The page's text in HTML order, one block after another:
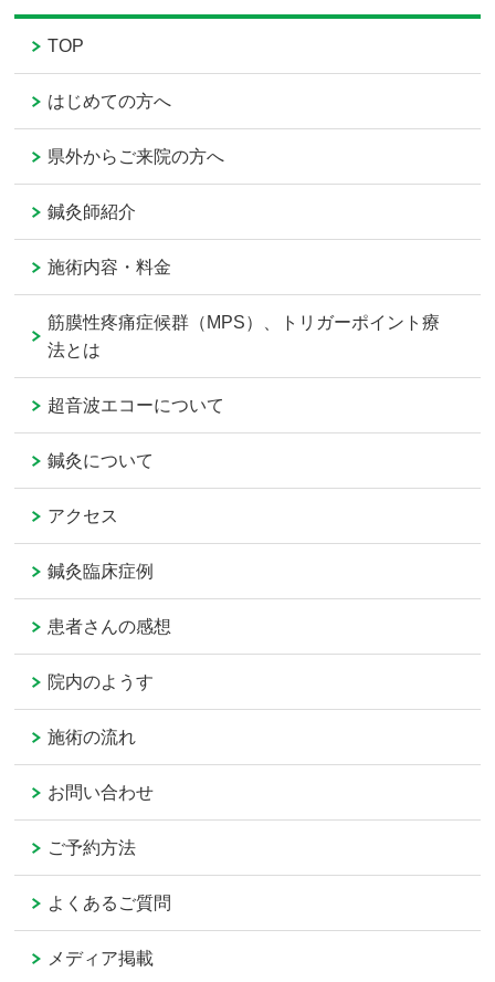
TOP
はじめての方へ
県外からご来院の方へ
鍼灸師紹介
施術内容・料金
筋膜性疼痛症候群（MPS）、トリガーポイント療
法とは
超音波エコーについて
鍼灸について
アクセス
鍼灸臨床症例
患者さんの感想
院内のようす
施術の流れ
お問い合わせ
ご予約方法
よくあるご質問
メディア掲載